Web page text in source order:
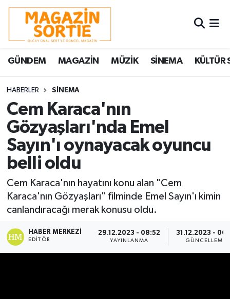
GÜNDEM MAGAZİN MÜZİK SİNEMA KÜLTÜR
HABERLER SİNEMA
Cem Karaca'nın
Gözyaşları'nda Emel
Sayın'ı oynayacak oyuncu
belli oldu
Cem Karaca'nın hayatını konu alan "Cem
Karaca'nın Gözyaşları" filminde Emel Sayın'ı kimin
canlandıracağı merak konusu oldu.
HABER MERKEZI
EDITÖR
29.12.2023 - 08:52
YAYINLANMA
31.12.2023 -
GÜNCELLEME
Nöbetçi Eczaneler
Hava Durumu
Trafik Durumu
Süper Lig Puan Durumu ve Fikstür
Tüm Manşetler
Son Dakika Haberleri
Haber Arşivi